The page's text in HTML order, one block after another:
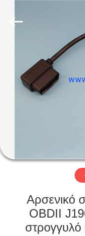
ΠΡΟΪΌΝΤΑ
ΓΎΡΟΣ
ΠΟΙΟΤΙΚΌΣ
ΈΛΕΓΧΟΣ
Rights
Reserved.
Αρσενικό
OBDII